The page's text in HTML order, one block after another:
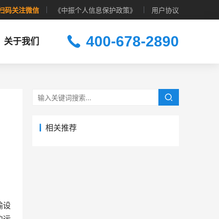
码关注微信 《中振个人信息保护政策》 用户协议
关于我们 400-678-2890
设
相关推荐